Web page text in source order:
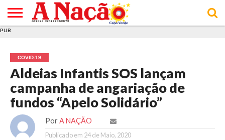
E DE
COOKIES
DE
UTILIZAÇÃO
PUB
COVID-19
Aldeias Infantis SOS lançam
campanha de angariação de
fundos “Apelo Solidário”
Por A NAÇÃO
Publicado em 24 de Maio, 2020